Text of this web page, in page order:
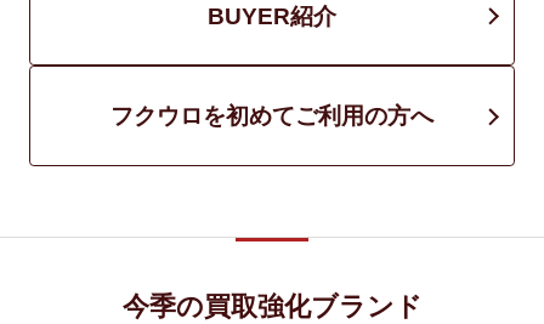
BUYER紹介
フクウロを初めてご利用の方へ
今季の買取強化ブランド